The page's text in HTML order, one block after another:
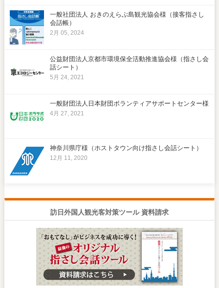
一般社団法人 おきのえらぶ島観光協会様（接客指さし
会話帳）
2月 05, 2024
公益財団法人京都市環境保全活動推進協会様（指さし会
話シート）
5月 24, 2021
一般財団法人日本財団ボランティアサポートセンター様
4月 27, 2021
神奈川県庁様（ホストタウン向け指さし会話シート）
12月 11, 2020
訪日外国人観光客対策ツール 資料請求